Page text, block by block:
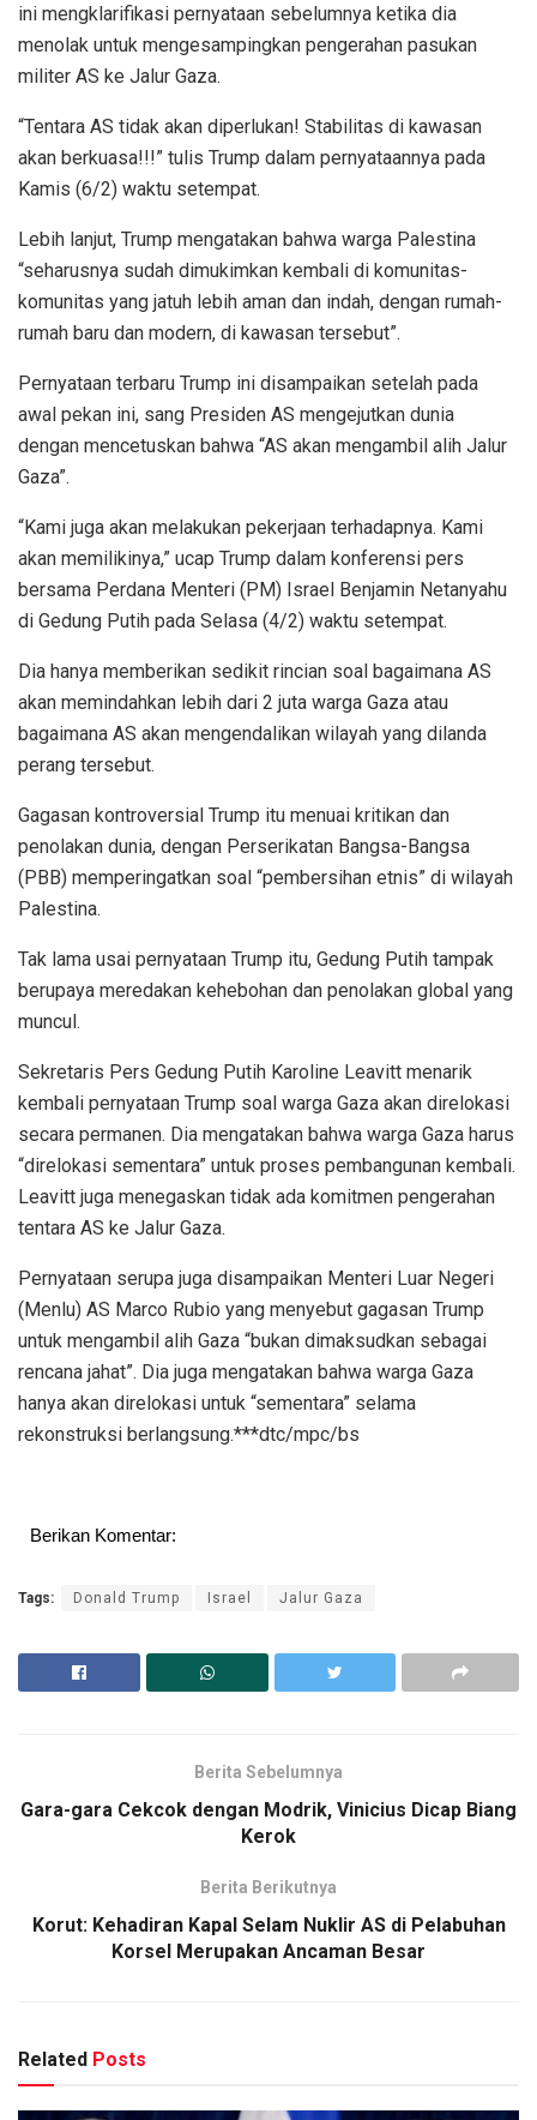
ini mengklarifikasi pernyataan sebelumnya ketika dia
menolak untuk mengesampingkan pengerahan pasukan
militer AS ke Jalur Gaza.
“Tentara AS tidak akan diperlukan! Stabilitas di kawasan
akan berkuasa!!!” tulis Trump dalam pernyataannya pada
Kamis (6/2) waktu setempat.
Lebih lanjut, Trump mengatakan bahwa warga Palestina
“seharusnya sudah dimukimkan kembali di komunitas-
komunitas yang jatuh lebih aman dan indah, dengan rumah-
rumah baru dan modern, di kawasan tersebut”.
Pernyataan terbaru Trump ini disampaikan setelah pada
awal pekan ini, sang Presiden AS mengejutkan dunia
dengan mencetuskan bahwa “AS akan mengambil alih Jalur
Gaza”.
“Kami juga akan melakukan pekerjaan terhadapnya. Kami
akan memilikinya,” ucap Trump dalam konferensi pers
bersama Perdana Menteri (PM) Israel Benjamin Netanyahu
di Gedung Putih pada Selasa (4/2) waktu setempat.
Dia hanya memberikan sedikit rincian soal bagaimana AS
akan memindahkan lebih dari 2 juta warga Gaza atau
bagaimana AS akan mengendalikan wilayah yang dilanda
perang tersebut.
Gagasan kontroversial Trump itu menuai kritikan dan
penolakan dunia, dengan Perserikatan Bangsa-Bangsa
(PBB) memperingatkan soal “pembersihan etnis” di wilayah
Palestina.
Tak lama usai pernyataan Trump itu, Gedung Putih tampak
berupaya meredakan kehebohan dan penolakan global yang
muncul.
Sekretaris Pers Gedung Putih Karoline Leavitt menarik
kembali pernyataan Trump soal warga Gaza akan direlokasi
secara permanen. Dia mengatakan bahwa warga Gaza harus
“direlokasi sementara” untuk proses pembangunan kembali.
Leavitt juga menegaskan tidak ada komitmen pengerahan
tentara AS ke Jalur Gaza.
Pernyataan serupa juga disampaikan Menteri Luar Negeri
(Menlu) AS Marco Rubio yang menyebut gagasan Trump
untuk mengambil alih Gaza “bukan dimaksudkan sebagai
rencana jahat”. Dia juga mengatakan bahwa warga Gaza
hanya akan direlokasi untuk “sementara” selama
rekonstruksi berlangsung.***dtc/mpc/bs
Berikan Komentar:
Tags: Donald Trump Israel Jalur Gaza
Berita Sebelumnya
Gara-gara Cekcok dengan Modrik, Vinicius Dicap Biang
Kerok
Berita Berikutnya
Korut: Kehadiran Kapal Selam Nuklir AS di Pelabuhan
Korsel Merupakan Ancaman Besar
Related Posts